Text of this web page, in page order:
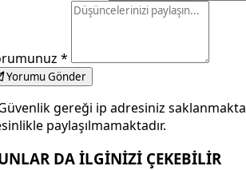
*
Yorumu Gönder
gereği ip adresiniz
paylaşılmamaktadır.
DA İLGİNİZİ ÇEKEBİLİR